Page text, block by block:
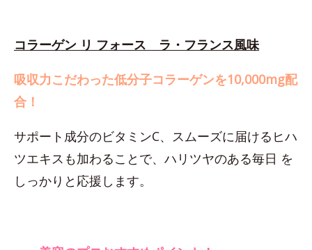
コラーゲン リ フォース ラ・フランス風味
吸収力こだわった低分子コラーゲンを10,000mg配
合！
サポート成分のビタミンC、スムーズに届けるヒハ
ツエキスも加わることで、ハリツヤのある毎日 を
しっかりと応援します。